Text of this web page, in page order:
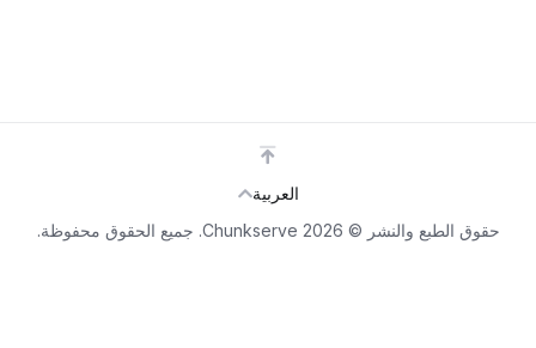
حقوق الطبع والنشر © 2026 Chunkserve. جميع الحقوق محفوظة.
العربية